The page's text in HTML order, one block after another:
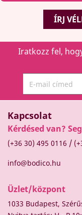
ÍRJ
Iratkozz fel,
Kapcsolat
Kérdésed van?
(+36 30) 495 0116 /
info@bodico.hu
Üzlet/központ
1033 Budapest,